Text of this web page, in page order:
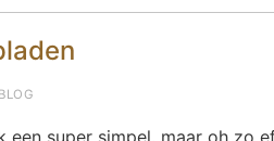
BLOG
een super simpel, maar oh zo